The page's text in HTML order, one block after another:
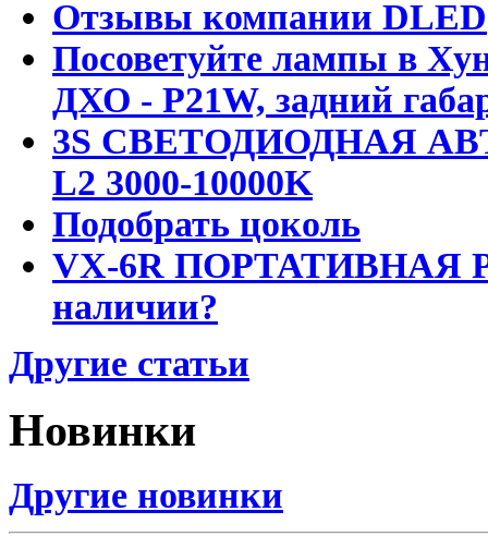
Отзывы компании DLED
Посоветуйте лампы в
ДХО - P21W, задний
3S СВЕТОДИОДНАЯ
L2 3000-10000K
Подобрать цоколь
VX-6R ПОРТАТИВНАЯ
наличии?
Другие статьи
Новинки
Другие новинки